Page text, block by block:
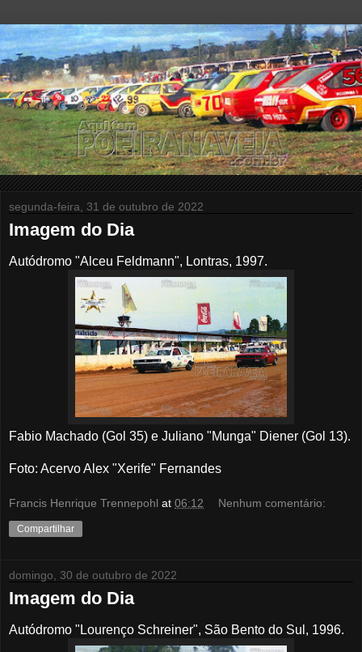
segunda-feira, 31 de outubro de 2022
Imagem do Dia
Autódromo "Alceu Feldmann", Lontras, 1997.
Fabio Machado (Gol 35) e Juliano "Munga" Diener (Gol 13).
Foto: Acervo Alex "Xerife" Fernandes
Francis Henrique Trennepohl at 06:12 Nenhum comentário:
Compartilhar
domingo, 30 de outubro de 2022
Imagem do Dia
Autódromo "Lourenço Schreiner", São Bento do Sul, 1996.